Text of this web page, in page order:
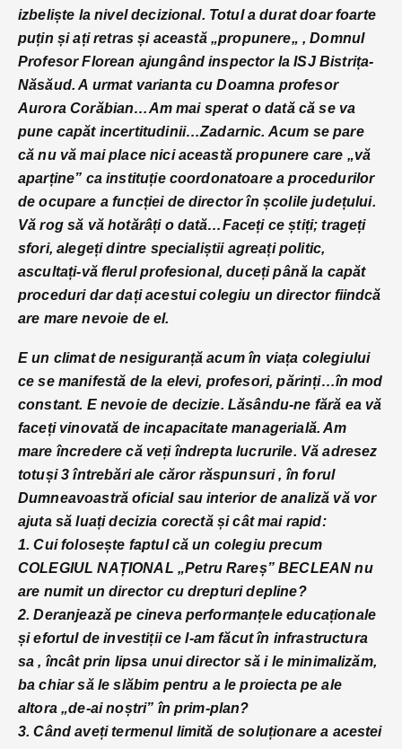
izbeliște la nivel decizional. Totul a durat doar foarte
puțin și ați retras și această „propunere„ , Domnul
Profesor Florean ajungând inspector la ISJ Bistrița-
Năsăud. A urmat varianta cu Doamna profesor
Aurora Corăbian…Am mai sperat o dată că se va
pune capăt incertitudinii…Zadarnic. Acum se pare
că nu vă mai place nici această propunere care „vă
aparține” ca instituție coordonatoare a procedurilor
de ocupare a funcției de director în școlile județului.
Vă rog să vă hotărâți o dată…Faceți ce știți; trageți
sfori, alegeți dintre specialiștii agreați politic,
ascultați-vă flerul profesional, duceți până la capăt
proceduri dar dați acestui colegiu un director fiindcă
are mare nevoie de el.
E un climat de nesiguranță acum în viața colegiului
ce se manifestă de la elevi, profesori, părinți…în mod
constant. E nevoie de decizie. Lăsându-ne fără ea vă
faceți vinovată de incapacitate managerială. Am
mare încredere că veți îndrepta lucrurile. Vă adresez
totuși 3 întrebări ale căror răspunsuri , în forul
Dumneavoastră oficial sau interior de analiză vă vor
ajuta să luați decizia corectă și cât mai rapid:
1. Cui folosește faptul că un colegiu precum
COLEGIUL NAȚIONAL „Petru Rareș” BECLEAN nu
are numit un director cu drepturi depline?
2. Deranjează pe cineva performanțele educaționale
și efortul de investiții ce l-am făcut în infrastructura
sa , încât prin lipsa unui director să i le minimalizăm,
ba chiar să le slăbim pentru a le proiecta pe ale
altora „de-ai noștri” în prim-plan?
3. Când aveți termenul limită de soluționare a acestei